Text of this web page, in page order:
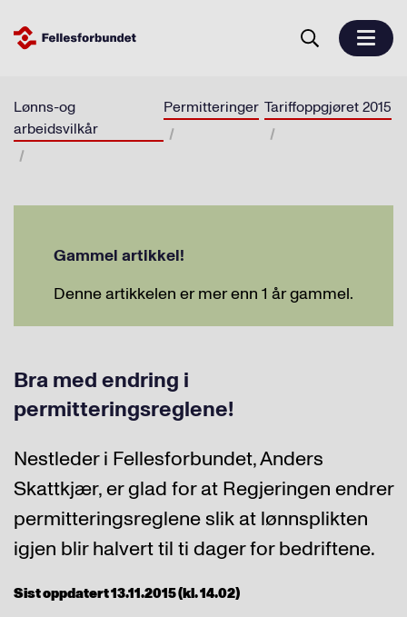
Lønns-og
arbeidsvilkår
Permitteringer Tariffoppgjøret 2015
Gammel artikkel!
Denne artikkelen er mer enn 1 år gammel.
Bra med endring i
permitteringsreglene!
Nestleder i Fellesforbundet, Anders
Skattkjær, er glad for at Regjeringen endrer
permitteringsreglene slik at lønnsplikten
igjen blir halvert til ti dager for bedriftene.
Sist oppdatert 13.11.2015 (kl. 14.02)